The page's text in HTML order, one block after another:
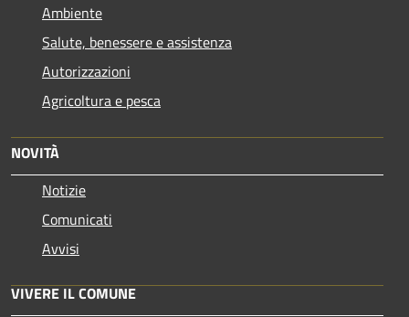
Ambiente
Salute, benessere e assistenza
Autorizzazioni
Agricoltura e pesca
NOVITÀ
Notizie
Comunicati
Avvisi
VIVERE IL COMUNE